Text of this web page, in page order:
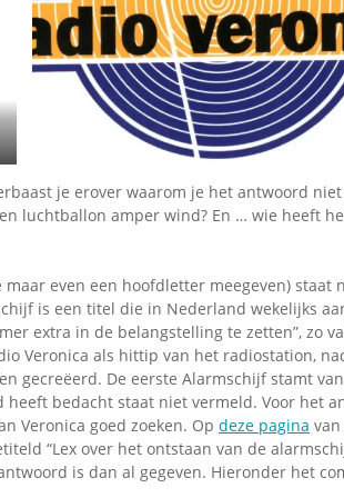
Klaas
je erover waarom je het antwoord
luchtballon amper wind? En … wie heeft
even een hoofdletter meegeven) staat
is een titel die in Nederland wekelijks
extra in de belangstelling te zetten”, zo
Veronica als hittip van het radiostation,
gecreëerd. De eerste Alarmschijf stamt van
heeft bedacht staat niet vermeld. Voor het
Veronica goed zoeken. Op deze pagina van
“Lex over het ontstaan van de
is dan al gegeven. Hieronder het